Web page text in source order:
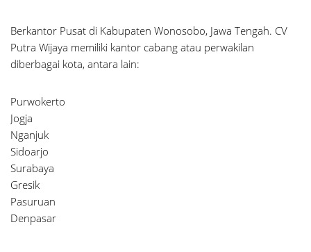
Berkantor Pusat di Kabupaten Wonosobo, Jawa Tengah. CV
Putra Wijaya memiliki kantor cabang atau perwakilan
diberbagai kota, antara lain:
Purwokerto
Jogja
Nganjuk
Sidoarjo
Surabaya
Gresik
Pasuruan
Denpasar